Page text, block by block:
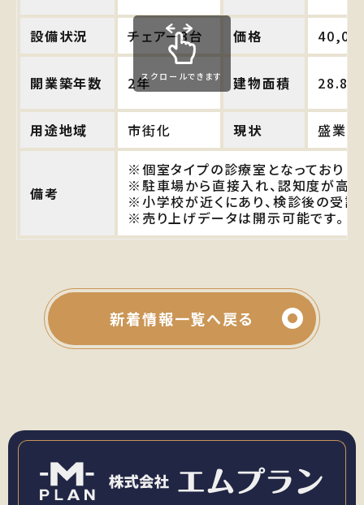
設備状況 チェアー3台 価格
開業築年数 2年 建物面積 28.8坪
用途地域 市街化 現状 盛業中
備考
※個室タイプの診療室となっておりま
※駐車場から直接入れ、認知度が高い
※小学校が近くにあり、検診後の受診
※売り上げデータは開示可能です。
スクロールできます
新着情報一覧へ戻る